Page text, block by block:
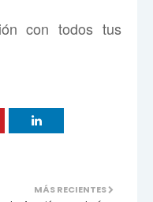
con todos tus
MÁS RECIENTES